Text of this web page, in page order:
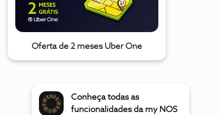
Oferta de 2 meses Uber One
Conheça todas as
funcionalidades da my NOS